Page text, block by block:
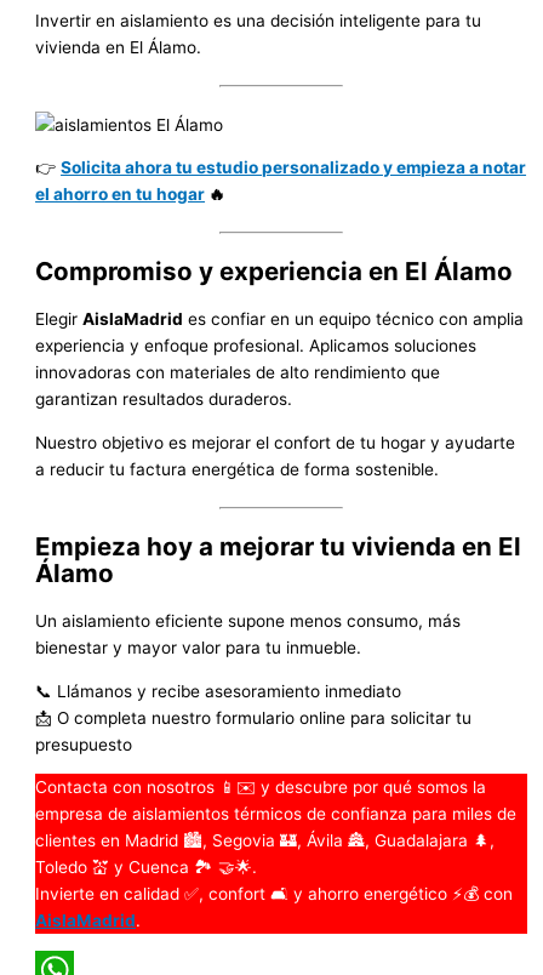
Invertir en aislamiento es una decisión inteligente para tu
vivienda en El Álamo.
👉Solicita ahora tu estudio personalizado y empieza a notar
el ahorro en tu hogar 🔥
Compromiso y experiencia en El Álamo
ElegirAislaMadrid es confiar en un equipo técnico con amplia
experiencia y enfoque profesional. Aplicamos soluciones
innovadoras con materiales de alto rendimiento que
garantizan resultados duraderos.
Nuestro objetivo es mejorar el confort de tu hogar y ayudarte
a reducir tu factura energética de forma sostenible.
Empieza hoy a mejorar tu vivienda en El
Álamo
Un aislamiento eficiente supone menos consumo, más
bienestar y mayor valor para tu inmueble.
📞 Llámanos y recibe asesoramiento inmediato
📩 O completa nuestro formulario online para solicitar tu
presupuesto
Contacta con nosotros 📱✉️ y descubre por qué somos la
empresa de aislamientos térmicos de confianza para miles de
clientes en Madrid 🏙️, Segovia 🏰, Ávila 🏯, Guadalajara 🌲,
Toledo 💒 y Cuenca 🏞️ 🤝🌟.
Invierte en calidad ✅, confort 🛋️ y ahorro energético ⚡💰 con
AislaMadrid.